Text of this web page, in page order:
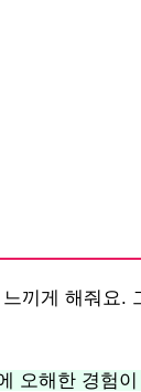
끼게 해줘요.
오해한 경험